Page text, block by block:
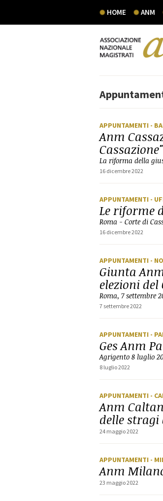
HOME ANM
APPUNTAMENTI -
Anm
Cassazione"
La riforma della
16 dicembre 2022
APPUNTAMENTI -
Le riforme
Roma - Corte di
16 dicembre 2022
APPUNTAMENTI -
Giunta
elezioni del
Roma, 7 settembre
7 settembre 2022
APPUNTAMENTI -
Ges Anm
Agrigento 8 luglio
8 luglio 2022
APPUNTAMENTI -
Anm
delle stragi
24 maggio 2022
APPUNTAMENTI -
Anm
23 maggio 2022